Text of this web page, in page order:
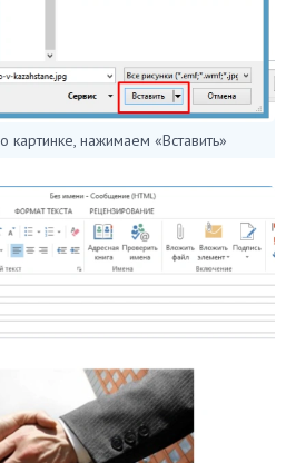
нажимаем «Вставить»